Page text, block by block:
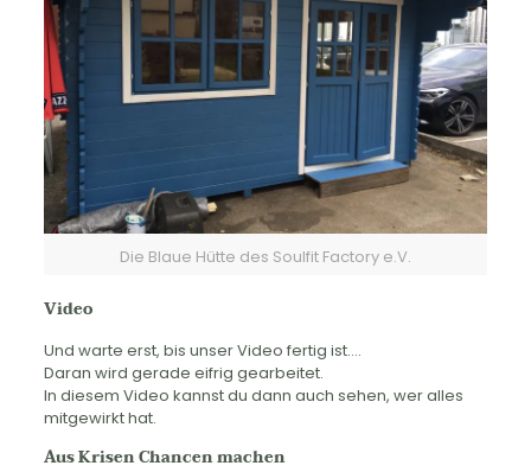
Die Blaue Hütte des Soulfit Factory e.V.
Video
Und warte erst, bis unser Video fertig ist….
Daran wird gerade eifrig gearbeitet.
In diesem Video kannst du dann auch sehen, wer alles
mitgewirkt hat.
Aus Krisen Chancen machen